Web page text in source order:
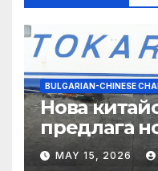
BULGARIAN-CHINESE
Нова
предлага
MAY 15, 2026